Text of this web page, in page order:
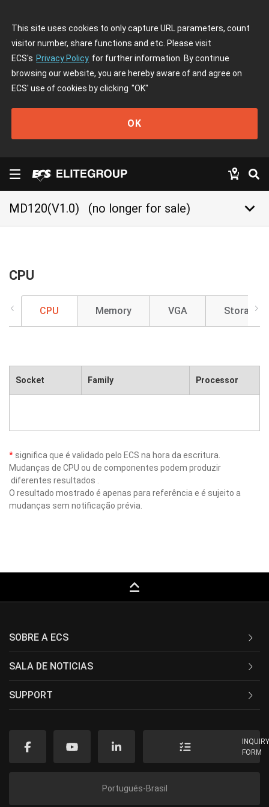
This site uses cookies to only capture URL parameters, count
visitor number, share functions and etc. Please visit
ECS's Privacy Policy for further information. By continue
browsing our website, you are hereby aware of and agree on
ECS' use of cookies by clicking "OK"
OK
MD120(V1.0) (no longer for sale) keyboard_arrow_down
CPU
CPU Memory VGA Storage
Socket Family Processor
* significa que é validado pelo ECS na hora da escritura.
Mudanças de CPU ou de componentes podem produzir
diferentes resultados .
O resultado mostrado é apenas para referência e é sujeito a
mudanças sem notificação prévia.
keyboard_capslock
SOBRE A ECS
SALA DE NOTICIAS
SUPPORT
FORM
Portugués-Brasil